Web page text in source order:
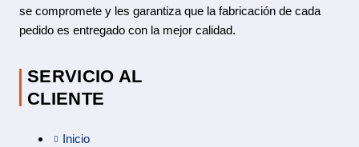
se compromete y les garantiza que la fabricación de cada
pedido es entregado con la mejor calidad.
SERVICIO AL
CLIENTE
Inicio